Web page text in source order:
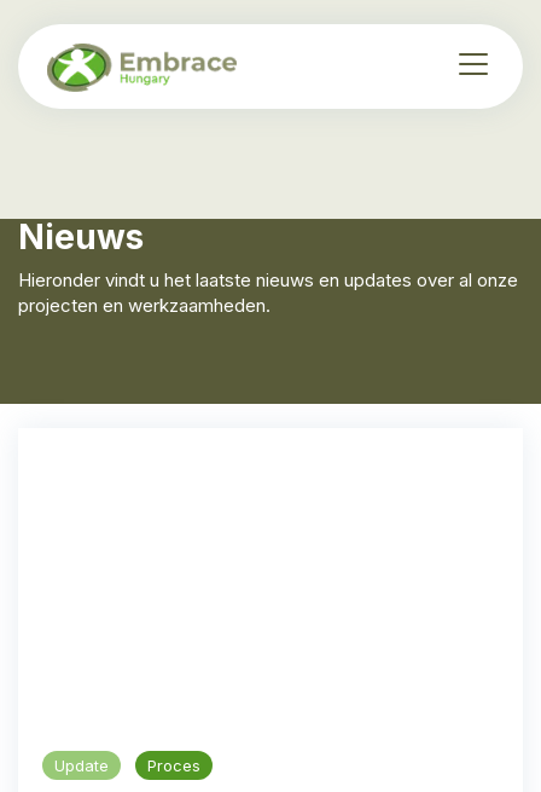
Nieuws
Hieronder vindt u het laatste nieuws en updates over al onze
projecten en werkzaamheden.
Update Proces